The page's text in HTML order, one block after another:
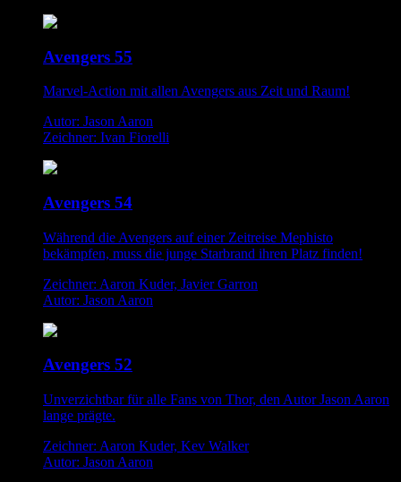
Avengers 55
Marvel-Action mit allen Avengers aus Zeit und Raum!
Autor: Jason Aaron
Zeichner: Ivan Fiorelli
Avengers 54
Während die Avengers auf einer Zeitreise Mephisto
bekämpfen, muss die junge Starbrand ihren Platz finden!
Zeichner: Aaron Kuder, Javier Garron
Autor: Jason Aaron
Avengers 52
Unverzichtbar für alle Fans von Thor, den Autor Jason Aaron
lange prägte.
Zeichner: Aaron Kuder, Kev Walker
Autor: Jason Aaron